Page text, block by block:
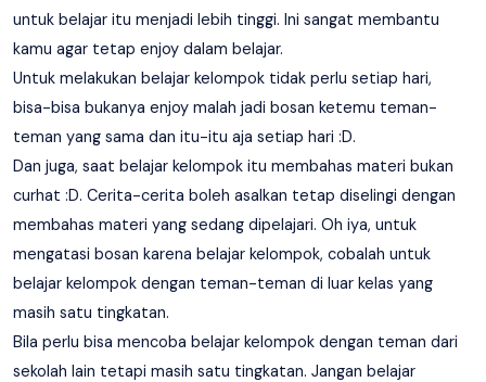
untuk belajar itu menjadi lebih tinggi. Ini sangat membantu
kamu agar tetap enjoy dalam belajar.
Untuk melakukan belajar kelompok tidak perlu setiap hari,
bisa-bisa bukanya enjoy malah jadi bosan ketemu teman-
teman yang sama dan itu-itu aja setiap hari :D.
Dan juga, saat belajar kelompok itu membahas materi bukan
curhat :D. Cerita-cerita boleh asalkan tetap diselingi dengan
membahas materi yang sedang dipelajari. Oh iya, untuk
mengatasi bosan karena belajar kelompok, cobalah untuk
belajar kelompok dengan teman-teman di luar kelas yang
masih satu tingkatan.
Bila perlu bisa mencoba belajar kelompok dengan teman dari
sekolah lain tetapi masih satu tingkatan. Jangan belajar